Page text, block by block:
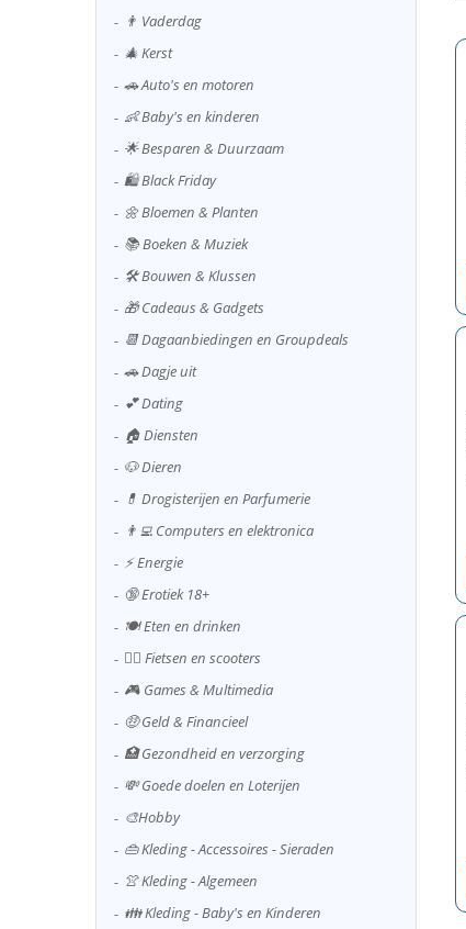
👨 Vaderdag
🎄 Kerst
🚗 Auto's en motoren
👶 Baby's en kinderen
🌟 Besparen & Duurzaam
🛍️ Black Friday
🌼 Bloemen & Planten
📚 Boeken & Muziek
🛠️ Bouwen & Klussen
🎁 Cadeaus & Gadgets
📆 Dagaanbiedingen en Groupdeals
🚗 Dagje uit
💕 Dating
🏠 Diensten
🐶 Dieren
💊 Drogisterijen en Parfumerie
👨‍💻 Computers en elektronica
⚡ Energie
🔞 Erotiek 18+
🍽️ Eten en drinken
🚴‍♂️ Fietsen en scooters
🎮 Games & Multimedia
🤑 Geld & Financieel
🏥 Gezondheid en verzorging
💸 Goede doelen en Loterijen
🎨Hobby
👜 Kleding - Accessoires - Sieraden
👚 Kleding - Algemeen
👪 Kleding - Baby's en Kinderen